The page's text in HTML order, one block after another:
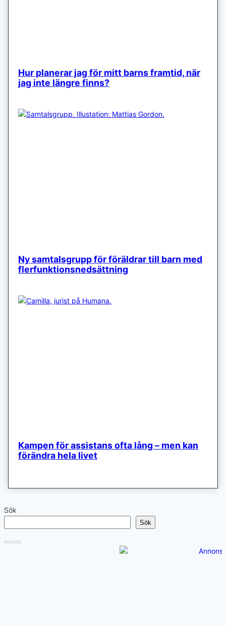
Hur planerar jag för mitt barns framtid, när
jag inte längre finns?
Ny samtalsgrupp för föräldrar till barn med
flerfunktionsnedsättning
Kampen för assistans ofta lång – men kan
förändra hela livet
Sök
Sök
ANNONS